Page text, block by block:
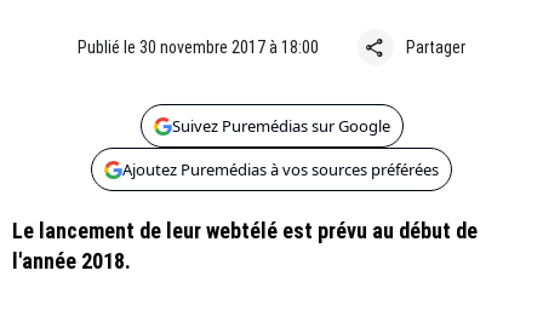
Publié le 30 novembre 2017 à 18:00 share Partager
Suivez Puremédias sur Google
Ajoutez Puremédias à vos sources préférées
Le lancement de leur webtélé est prévu au début de
l'année 2018.